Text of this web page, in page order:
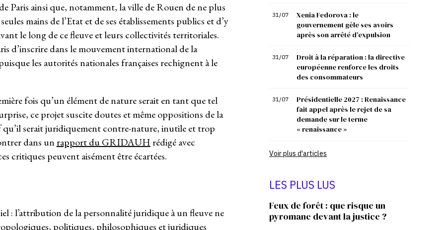
Paris ainsi que, notamment, la ville de Rouen de ne plus
mains de l’Etat et de ses établissements publics et d’y
le long de ce fleuve et leurs collectivités territoriales.
d’inscrire dans le mouvement international de la
les autorités nationales françaises rechignent à le
fois qu’un élément de nature serait en tant que tel
ce projet suscite doutes et même oppositions de la
serait juridiquement contre-nature, inutile et trop
dans un rapport du GRIDAUH rédigé avec
critiques peuvent aisément être écartées.
: l’attribution de la personnalité juridique à un fleuve ne
politiques, philosophiques et juridiques
31/07
Xenia Fedorova : le
gouvernement gèle ses avoirs
après son arrêté d’expulsion
31/07
Droit à la réparation : la directive
européenne renforce les droits
des consommateurs
31/07
Présidentielle 2027 : Renaissance
fait appel après le rejet de sa
demande sur le terme
« renaissance »
Voir plus d'articles
LES PLUS LUS
Feux de forêt : que risque un
pyromane devant la justice ?